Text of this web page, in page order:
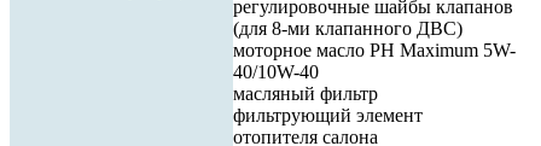
регулировочные шайбы клапанов
(для 8-ми клапанного ДВС)
моторное масло РН Maximum 5W-
40/10W-40
масляный фильтр
фильтрующий элемент
отопителя салона